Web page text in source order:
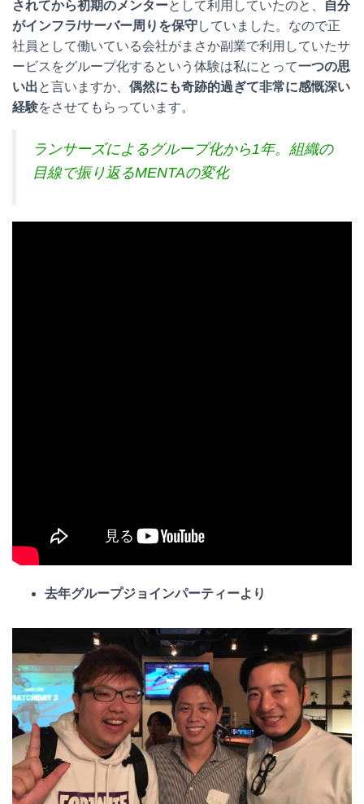
されてから初期のメンターとして利用していたのと、
自分
がインフラ/サーバー周りを保守していました。なので正
社員として働いている会社がまさか副業で利用していたサ
ービスをグループ化するという体験は私にとって一つの思
い出と言いますか、 偶然にも奇跡的過ぎて非常に感慨深い
経験をさせてもらっています。
ランサーズによるグループ化から1年。組織の
目線で振り返るMENTAの変化
去年グループジョインパーティーより